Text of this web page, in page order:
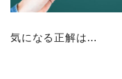
気になる正解は…